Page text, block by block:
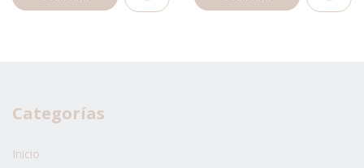
Categorías
Inicio